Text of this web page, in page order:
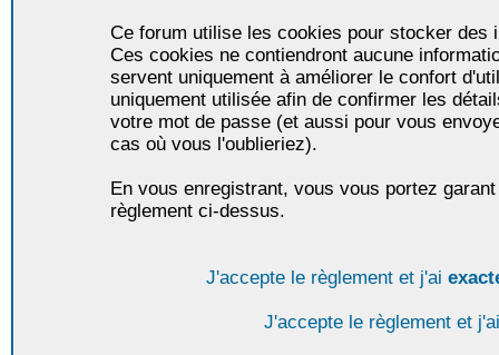
Ce forum utilise les cookies pour stocker des
Ces cookies ne contiendront aucune
servent uniquement à améliorer le confort
uniquement utilisée afin de confirmer les
votre mot de passe (et aussi pour vous
cas où vous l'oublieriez).
En vous enregistrant, vous vous portez
règlement ci-dessus.
J'accepte le règlement et j'ai
J'accepte le règlement et